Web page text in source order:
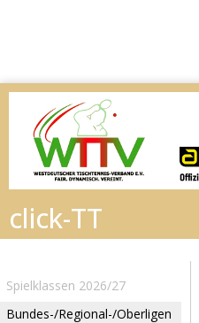
Spielklassen 2026/27
Bundes-/Regional-/Oberligen